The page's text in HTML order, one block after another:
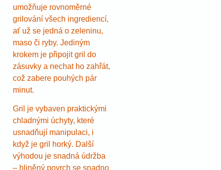
umožňuje rovnoměrné
grilování všech ingrediencí,
ať už se jedná o zeleninu,
maso či ryby. Jediným
krokem je připojit gril do
zásuvky a nechat ho zahřát,
což zabere pouhých pár
minut.
Gril je vybaven praktickými
chladnými úchyty, které
usnadňují manipulaci, i
když je gril horký. Další
výhodou je snadná údržba
– hliněný povrch se snadno